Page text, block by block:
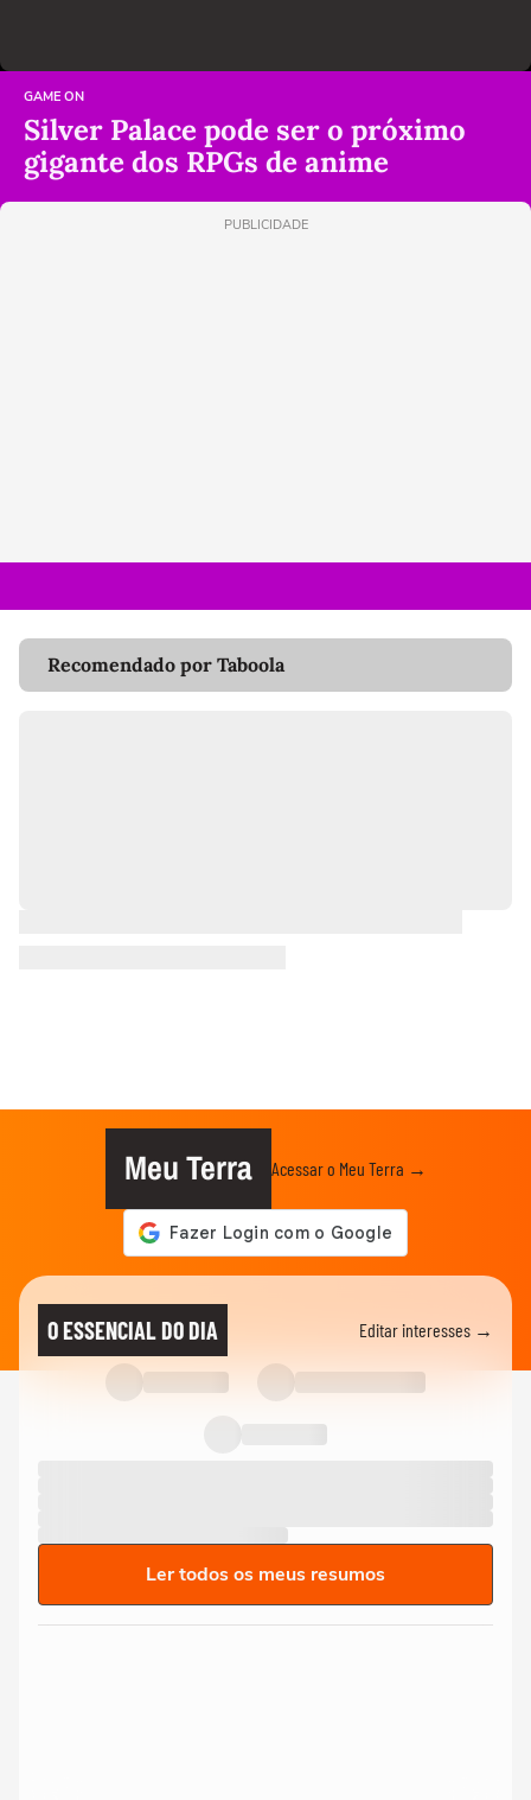
GAME ON
Silver Palace pode ser o próximo
gigante dos RPGs de anime
PUBLICIDADE
Recomendado por Taboola
Meu Terra Acessar o Meu Terra →
O ESSENCIAL DO DIA Editar interesses →
Ler todos os meus resumos